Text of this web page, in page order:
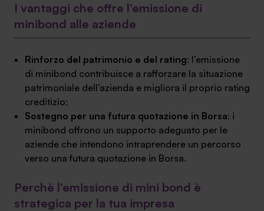
I vantaggi che offre l’emissione di
minibond alle aziende
Rinforzo del patrimonio e del rating: l’emissione
di minibond contribuisce a rafforzare la situazione
patrimoniale dell’azienda e migliora il proprio rating
creditizio;
Sostegno per una futura quotazione in Borsa: i
minibond offrono un supporto adeguato per le
aziende che intendono intraprendere un percorso
verso una futura quotazione in Borsa.
Perchè l’emissione di mini bond è
strategica per la tua impresa